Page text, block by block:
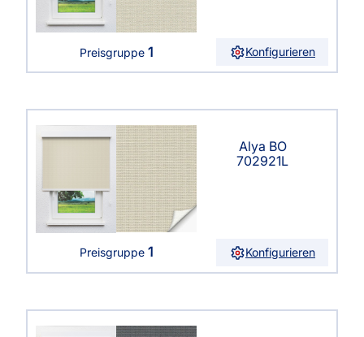
Preisgruppe 1 Konfigurieren
Alya BO
702921L
Preisgruppe 1 Konfigurieren